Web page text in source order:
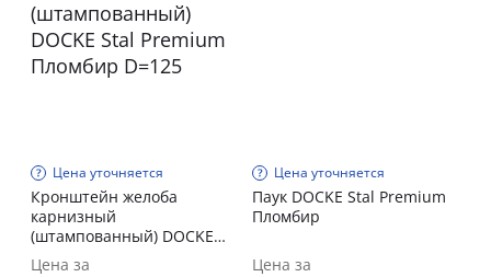
Цена уточняется
Кронштейн желоба
карнизный
(штампованный) DOCKE
Stal Premium Пломбир
Цена за
Цена уточняется
Паук DOCKE Stal Premium
Пломбир
Цена за